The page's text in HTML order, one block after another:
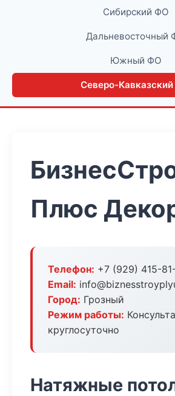
Сибирский ФО
Дальневосточный
Южный ФО
Северо-
Плюс
Телефон: +7 (929) 415-
Email:
Город: Грозный
Режим работы:
круглосуточно
Натяжные